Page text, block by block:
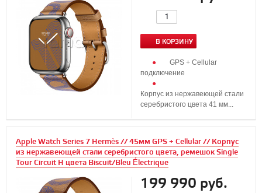
В КОРЗИНУ
GPS + Cellular
подключение
Корпус из нержавеющей стали
серебристого цвета 41 мм...
Apple Watch Series 7 Hermès // 45мм GPS + Cellular // Корпус
из нержавеющей стали серебристого цвета, ремешок Single
Tour Circuit H цвета Biscuit/Bleu Électrique
199 990 руб.